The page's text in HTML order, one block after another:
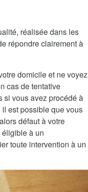
réalisée dans les
répondre clairement à
domicile et ne voyez
cas de tentative
si vous avez procédé à
est possible que vous
défaut à votre
à un
toute intervention à un